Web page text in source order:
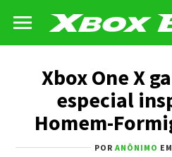
Xbox One X
especial
Homem-
POR ANÔNIMO